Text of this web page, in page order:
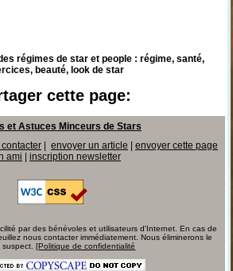
régimes de star et people : régime, santé,
beauté, look de star
cette page:
et Astuces Minceurs de Stars
| envoyer un article
envoyer cette page
ami
inscription newsletter
par des bénévoles et utilisateurs d'Internet. En cas de
nous contacter immédiatement. Nous éliminerons le
suspect. [Politique de confidentialité